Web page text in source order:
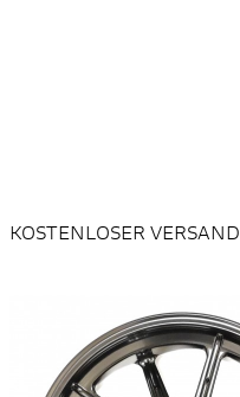
KOSTENLOSER VERSAND